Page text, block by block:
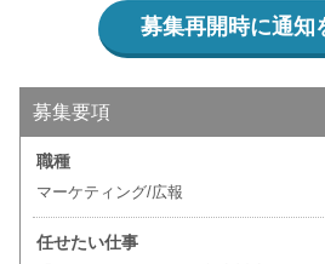
募集再開時に通知
募集要項
職種
マーケティング/広報
任せたい仕事